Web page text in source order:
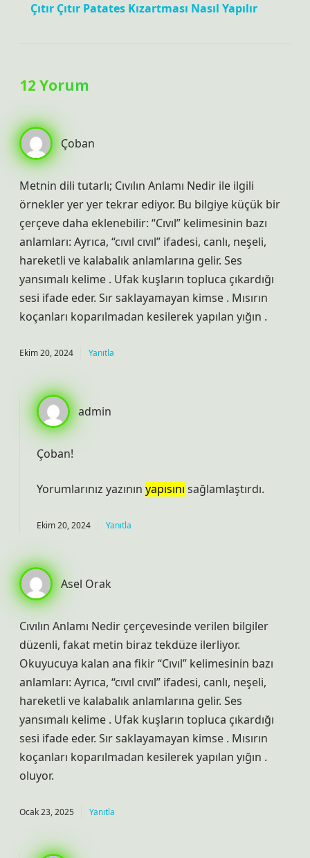
Çıtır Çıtır Patates Kızartması Nasıl Yapılır
12 Yorum
Çoban
Metnin dili tutarlı; Cıvılın Anlamı Nedir ile ilgili
örnekler yer yer tekrar ediyor. Bu bilgiye küçük bir
çerçeve daha eklenebilir: “Cıvıl” kelimesinin bazı
anlamları: Ayrıca, “cıvıl cıvıl” ifadesi, canlı, neşeli,
hareketli ve kalabalık anlamlarına gelir. Ses
yansımalı kelime . Ufak kuşların topluca çıkardığı
sesi ifade eder. Sır saklayamayan kimse . Mısırın
koçanları koparılmadan kesilerek yapılan yığın .
Ekim 20, 2024 Yanıtla
admin
Çoban!
Yorumlarınız yazının yapısını sağlamlaştırdı.
Ekim 20, 2024 Yanıtla
Asel Orak
Cıvılın Anlamı Nedir çerçevesinde verilen bilgiler
düzenli, fakat metin biraz tekdüze ilerliyor.
Okuyucuya kalan ana fikir “Cıvıl” kelimesinin bazı
anlamları: Ayrıca, “cıvıl cıvıl” ifadesi, canlı, neşeli,
hareketli ve kalabalık anlamlarına gelir. Ses
yansımalı kelime . Ufak kuşların topluca çıkardığı
sesi ifade eder. Sır saklayamayan kimse . Mısırın
koçanları koparılmadan kesilerek yapılan yığın .
oluyor.
Ocak 23, 2025 Yanıtla